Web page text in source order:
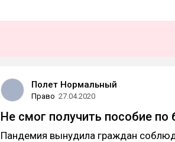
Полет Нормальный
Право 27.04.2020
Не смог получить пособие по
Пандемия вынудила граждан